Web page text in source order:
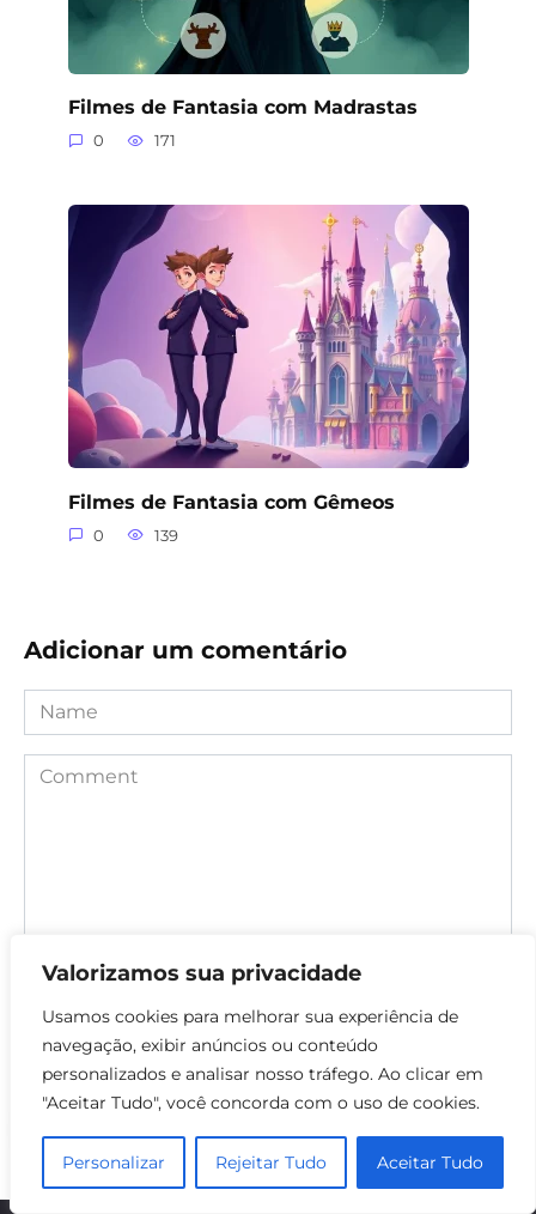
Valorizamos sua privacidade
Usamos cookies para melhorar sua experiência de
navegação, exibir anúncios ou conteúdo
personalizados e analisar nosso tráfego. Ao clicar em
"Aceitar Tudo", você concorda com o uso de cookies.
Personalizar Rejeitar Tudo Aceitar Tudo
Filmes de Fantasia com Madrastas
0 171
Filmes de Fantasia com Gêmeos
0 139
Adicionar um comentário
Name
Comment
Save my name, email, and website in this browser for the
next time I comment.